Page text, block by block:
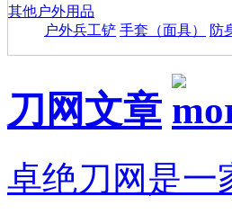
其他户外用品
户外兵工铲 手套（面具） 防
刀网文章
卓绝刀网是一